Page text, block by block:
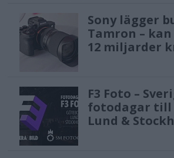
Sony lägger
Tamron –
12 miljarder
F3 Foto –
fotodagar till
Lund &